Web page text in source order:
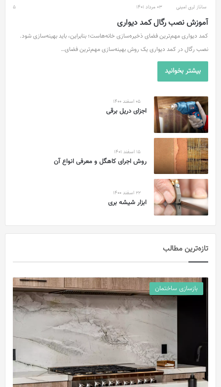
ساناز لری امینی 03 مرداد 1401 5
آموزش نصب رگال کمد دیواری
کمد دیواری مهم‌ترین فضای ذخیره‌سازی خانه‌هاست؛ بنابراین، باید بهینه‌سازی شود.
نصب رگال در کمد دیواری یک روش بهینه‌سازی مهم‌ترین فضای…
بیشتر بخوانید
05 اسفند 1400
اجزای دریل برقی
15 اسفند 1401
روش اجرای کاهگل و معرفی انواع آن
22 اسفند 1400
ابزار شیشه بری
تازه‌ترین مطالب
بازسازی ساختمان